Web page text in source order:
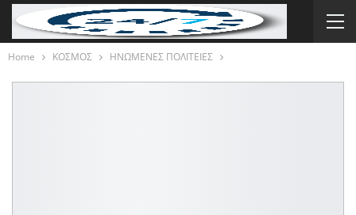
Home ΚΟΣΜΟΣ ΗΝΩΜΕΝΕΣ ΠΟΛΙΤΕΙΕΣ